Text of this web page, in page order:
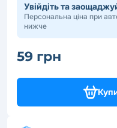
Увійдіть та
Персональна ціна при
нижче
59 грн